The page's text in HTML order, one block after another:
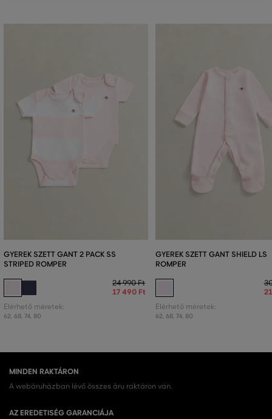
GYEREK SZETT GANT 2 PACK SS
STRIPED ROMPER
24 990 Ft
17 490 Ft
Elérhető méretek:
62, 68, 74, 80
GYEREK SZETT GANT SHIELD LS
ROMPER
Elérhető méretek:
62, 68, 74, 80
MINDEN RAKTÁRON
A webáruházban lévő összes áru raktáron van.
AZ EREDETISÉG GARANCIÁJA